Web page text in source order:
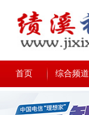
首页 综合频道